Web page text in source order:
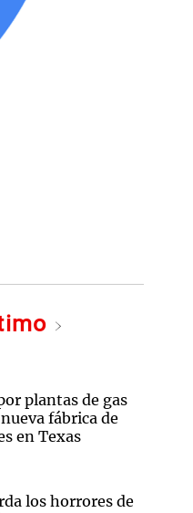
plantas de gas
fábrica de
en Texas
los horrores de